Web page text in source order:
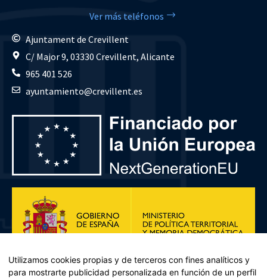
Ver más teléfonos
Ajuntament de Crevillent
C/ Major 9, 03330 Crevillent, Alicante
965 401 526
ayuntamiento@crevillent.es
Utilizamos cookies propias y de terceros con fines analíticos y
para mostrarte publicidad personalizada en función de un perfil